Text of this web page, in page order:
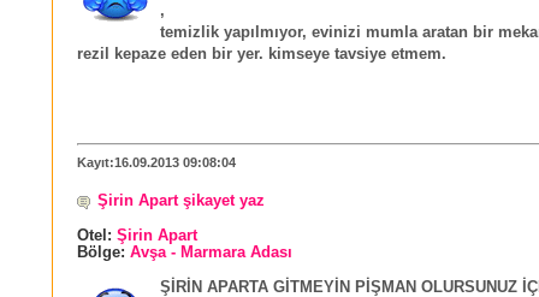
,
temizlik yapılmıyor, evinizi mumla aratan bir
rezil kepaze eden bir yer. kimseye tavsiye etmem.
Kayıt:16.09.2013 09:08:04
Şirin Apart şikayet yaz
Otel: Şirin Apart
Bölge: Avşa - Marmara Adası
ŞİRİN APARTA GİTMEYİN PİŞMAN OLURSUNUZ